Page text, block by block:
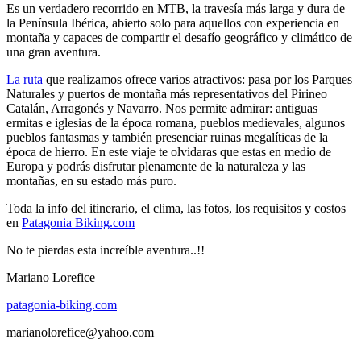
Es un verdadero recorrido en MTB, la travesía más larga y dura de
la Península Ibérica, abierto solo para aquellos con experiencia en
montaña y capaces de compartir el desafío geográfico y climático de
una gran aventura.
La ruta que realizamos ofrece varios atractivos: pasa por los Parques
Naturales y puertos de montaña más representativos del Pirineo
Catalán, Arragonés y Navarro. Nos permite admirar: antiguas
ermitas e iglesias de la época romana, pueblos medievales, algunos
pueblos fantasmas y también presenciar ruinas megalíticas de la
época de hierro. En este viaje te olvidaras que estas en medio de
Europa y podrás disfrutar plenamente de la naturaleza y las
montañas, en su estado más puro.
Toda la info del itinerario, el clima, las fotos, los requisitos y costos
en Patagonia Biking.com
No te pierdas esta increíble aventura..!!
Mariano Lorefice
patagonia-biking.com
marianolorefice@yahoo.com